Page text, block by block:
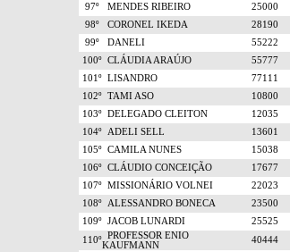
97º
MENDES RIBEIRO 25000
98º
CORONEL IKEDA 28190
99º
DANELI 55222
100º CLÁUDIA ARAÚJO 55777
101º LISANDRO 77111
102º TAMI ASO 10800
103º DELEGADO CLEITON 12035
104º ADELI SELL 13601
105º CAMILA NUNES 15038
106º CLÁUDIO CONCEIÇÃO 17677
107º MISSIONÁRIO VOLNEI 22023
108º ALESSANDRO BONECA 23500
109º JACOB LUNARDI 25525
110º PROFESSOR ENIO
KAUFMANN
40444